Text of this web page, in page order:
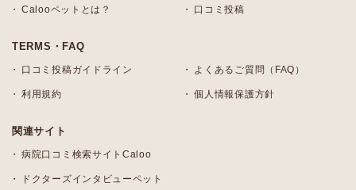
Calooペットとは？ 口コミ投稿
TERMS・FAQ
口コミ投稿ガイドライン よくあるご質問（FAQ）
利用規約 個人情報保護方針
関連サイト
病院口コミ検索サイトCaloo
ドクターズインタビューペット